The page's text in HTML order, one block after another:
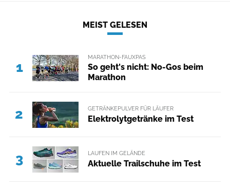
MEIST GELESEN
1
MARATHON-FAUXPAS
So geht's nicht: No-Gos beim
Marathon
2 GETRÄNKEPULVER FÜR LÄUFER
Elektrolytgetränke im Test
3 LAUFEN IM GELÄNDE
Aktuelle Trailschuhe im Test